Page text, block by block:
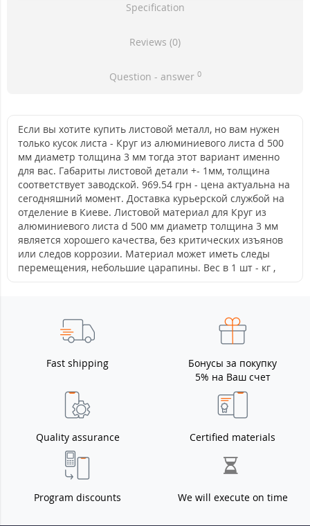
Specification
Reviews (0)
Question - answer 0
Если вы хотите купить листовой металл, но вам нужен
только кусок листа - Круг из алюминиевого листа d 500
мм диаметр толщина 3 мм тогда этот вариант именно
для вас. Габариты листовой детали +- 1мм, толщина
соответствует заводской. 969.54 грн - цена актуальна на
сегодняшний момент. Доставка курьерской службой на
отделение в Киеве. Листовой материал для Круг из
алюминиевого листа d 500 мм диаметр толщина 3 мм
является хорошего качества, без критических изъянов
или следов коррозии. Материал может иметь следы
перемещения, небольшие царапины. Вес в 1 шт - кг ,
Fast shipping
Бонусы за покупку
5% на Ваш счет
Quality assurance Certified materials
Program discounts We will execute on time